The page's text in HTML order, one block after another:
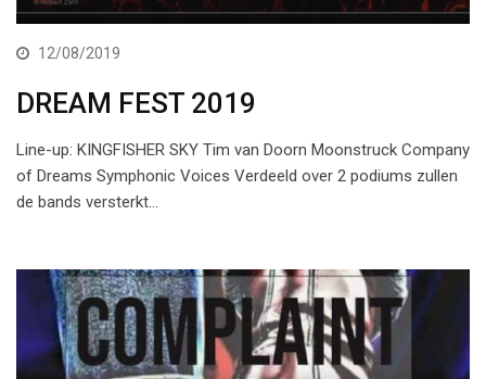
12/08/2019
DREAM FEST 2019
Line-up: KINGFISHER SKY Tim van Doorn Moonstruck Company
of Dreams Symphonic Voices Verdeeld over 2 podiums zullen
de bands versterkt…